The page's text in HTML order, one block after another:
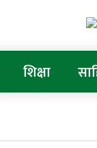
शिक्षा